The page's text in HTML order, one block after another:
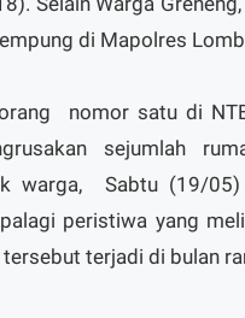
di Mapolres
nomor satu di
sejumlah
warga, Sabtu (19/
peristiwa yang
terjadi di bulan